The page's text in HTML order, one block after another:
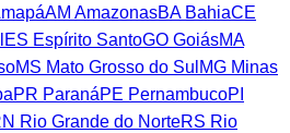
AM AmazonasBABahiaCE
ES Espírito SantoGO GoiásMA
MS Mato Grosso do Sul MG Minas
PR ParanáPE PernambucoPI
Rio Grande do NorteRS Rio